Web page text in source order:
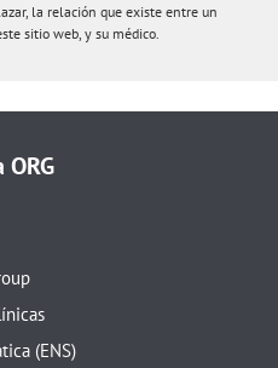
la relación que existe entre un
sitio web, y su médico.
(ENS)